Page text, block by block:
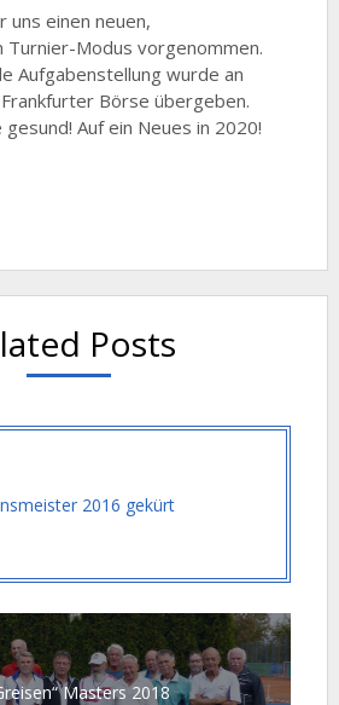
uns einen neuen,
Modus vorgenommen.
Aufgabenstellung wurde an
Börse übergeben.
Auf ein Neues in 2020!
Posts
2016 gekürt
Masters 2018